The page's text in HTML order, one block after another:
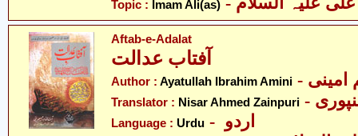
Topic : Imam Ali(as)
Aftab-e-Adalat
Author : Ayatullah Ibrahim Amini امینی
Translator : Nisar Ahmed Zainpuri
Language : Urdu